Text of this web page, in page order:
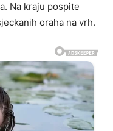
Na kraju pospite
oraha na vrh.